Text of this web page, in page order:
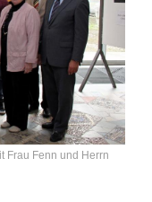
Frau Fenn und Herrn